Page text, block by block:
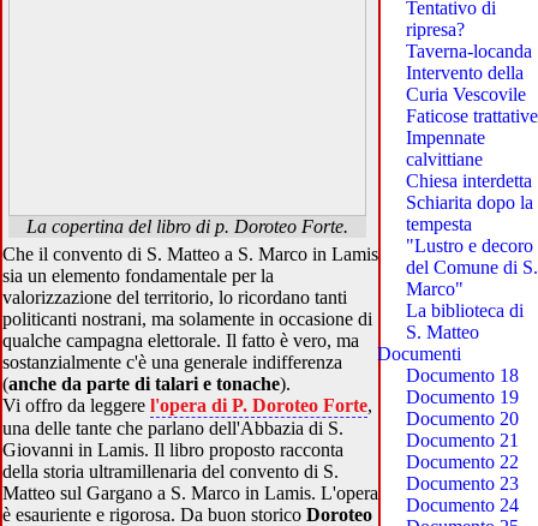
La copertina del libro di p. Doroteo Forte.
Che il convento di S. Matteo a S. Marco in Lamis
sia un elemento fondamentale per la
valorizzazione del territorio, lo ricordano tanti
politicanti nostrani, ma solamente in occasione di
qualche campagna elettorale. Il fatto è vero, ma
sostanzialmente c'è una generale indifferenza
(anche da parte di talari e tonache).
Vi offro da leggere l'opera di P. Doroteo Forte,
una delle tante che parlano dell'Abbazia di S.
Giovanni in Lamis. Il libro proposto racconta
della storia ultramillenaria del convento di S.
Matteo sul Gargano a S. Marco in Lamis. L'opera
è esauriente e rigorosa. Da buon storico Doroteo
Tentativo di
ripresa?
Taverna-locanda
Intervento della
Curia Vescovile
Faticose trattative
Impennate
calvittiane
Chiesa interdetta
Schiarita dopo la
tempesta
"Lustro e decoro
del Comune di S.
Marco"
La biblioteca di
S. Matteo
Documenti
Documento 18
Documento 19
Documento 20
Documento 21
Documento 22
Documento 23
Documento 24